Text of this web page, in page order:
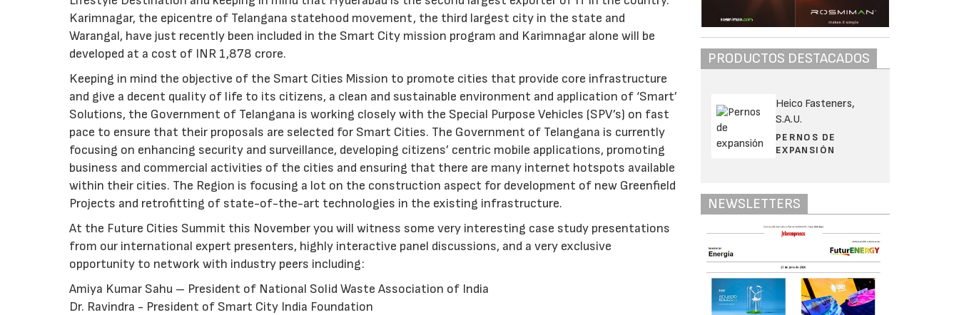
Karimnagar, the epicentre of Telangana statehood movement, the third largest city in the state and
Warangal, have just recently been included in the Smart City mission program and Karimnagar alone will be
developed at a cost of INR 1,878 crore.
Keeping in mind the objective of the Smart Cities Mission to promote cities that provide core infrastructure
and give a decent quality of life to its citizens, a clean and sustainable environment and application of ‘Smart’
Solutions, the Government of Telangana is working closely with the Special Purpose Vehicles (SPV’s) on fast
pace to ensure that their proposals are selected for Smart Cities. The Government of Telangana is currently
focusing on enhancing security and surveillance, developing citizens’ centric mobile applications, promoting
business and commercial activities of the cities and ensuring that there are many internet hotspots available
within their cities. The Region is focusing a lot on the construction aspect for development of new Greenfield
Projects and retrofitting of state-of-the-art technologies in the existing infrastructure.
At the Future Cities Summit this November you will witness some very interesting case study presentations
from our international expert presenters, highly interactive panel discussions, and a very exclusive
opportunity to network with industry peers including:
Amiya Kumar Sahu – President of National Solid Waste Association of India
Dr. Ravindra - President of Smart City India Foundation
PRODUCTOS DESTACADOS
Heico Fasteners,
S.A.U.
PERNOS DE
EXPANSIÓN
NEWSLETTERS